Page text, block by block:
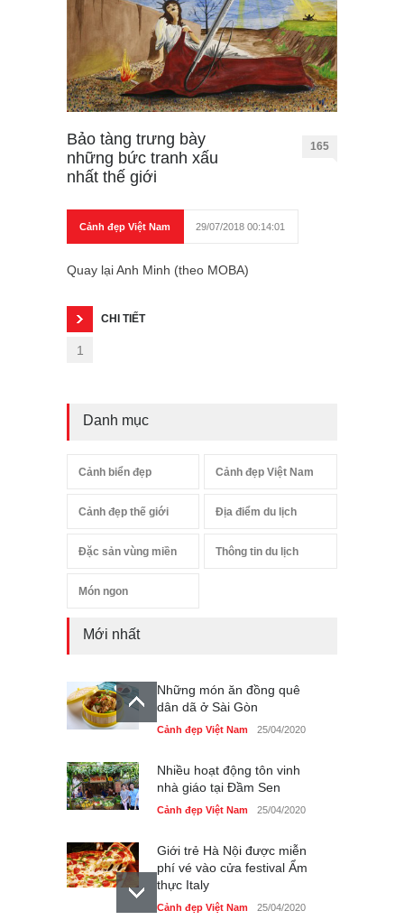
Bảo tàng trưng bày
những bức tranh xấu
nhất thế giới
165
Cảnh đẹp Việt Nam 29/07/2018 00:14:01
Quay lại Anh Minh (theo MOBA)
CHI TIẾT
1
Danh mục
Cảnh biển đẹp Cảnh đẹp Việt Nam
Cảnh đẹp thế giới Địa điểm du lịch
Đặc sản vùng miền Thông tin du lịch
Món ngon
Mới nhất
Những món ăn đồng quê
dân dã ở Sài Gòn
Cảnh đẹp Việt Nam 25/04/2020
Nhiều hoạt động tôn vinh
nhà giáo tại Đầm Sen
Cảnh đẹp Việt Nam 25/04/2020
Giới trẻ Hà Nội được miễn
phí vé vào cửa festival Ẩm
thực Italy
Cảnh đẹp Việt Nam 25/04/2020